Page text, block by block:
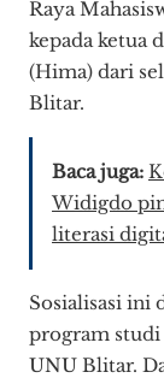
Raya
kepada ketua
(Hima) dari
Blitar.
Baca juga:
Widigdo
literasi
Sosialisasi ini
program studi
UNU Blitar.